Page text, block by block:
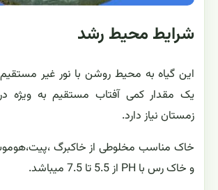
شرایط محیط رشد
این گیاه به محیط روشن با نور غیر
یک مقدار کمی آفتاب مستقیم به ویژه
زمستان نیاز دارد.
خاک مناسب مخلوطی از خاکبرگ
و خاک رس با PH از 5.5 تا 7.5 میباشد.